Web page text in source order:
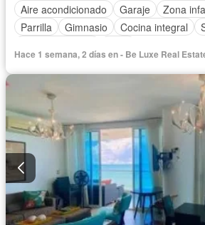
Aire acondicionado
Garaje Zona
Parrilla
Gimnasio Cocina integral
Hace 1 semana, 2 días en - Be Luxe Real